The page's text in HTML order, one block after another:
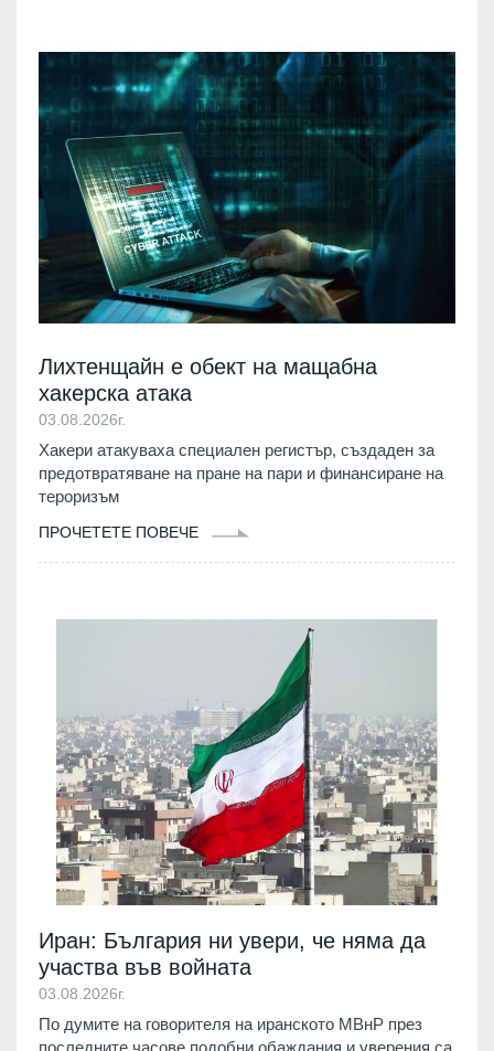
Лихтенщайн е обект на мащабна
хакерска атака
03.08.2026г.
Хакери атакуваха специален регистър, създаден за
предотвратяване на пране на пари и финансиране на
тероризъм
ПРОЧЕТЕТЕ ПОВЕЧЕ
Иран: България ни увери, че няма да
участва във войната
03.08.2026г.
По думите на говорителя на иранското МВнР през
последните часове подобни обаждания и уверения са